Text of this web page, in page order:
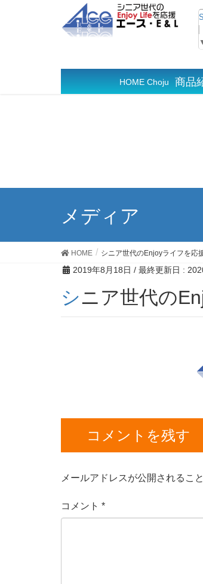
HOME Choju 商品
メディア
HOME シニア世代のEnjoyライフを応
2019年8月18日 / 最終更新日 :
シニア世代の
コメントを残す
メールアドレスが公開されるこ
コメント *